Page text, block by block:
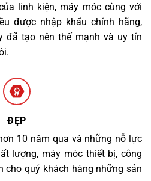
linh kiện, máy móc cùng với
được nhập khẩu chính hãng,
đã tạo nên thế mạnh và uy tín
ĐẸP
10 năm qua và những nỗ lực
lượng, máy móc thiết bị, công
cho quý khách hàng những sản